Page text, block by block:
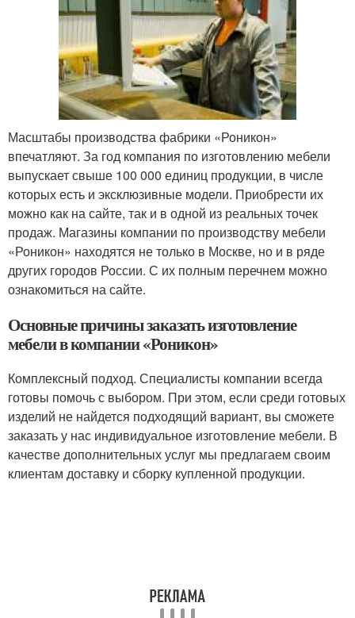
Масштабы производства фабрики «Роникон»
впечатляют. За год компания по изготовлению мебели
выпускает свыше 100 000 единиц продукции, в числе
которых есть и эксклюзивные модели. Приобрести их
можно как на сайте, так и в одной из реальных точек
продаж. Магазины компании по производству мебели
«Роникон» находятся не только в Москве, но и в ряде
других городов России. С их полным перечнем можно
ознакомиться на сайте.
Основные причины заказать изготовление
мебели в компании «Роникон»
Комплексный подход. Специалисты компании всегда
готовы помочь с выбором. При этом, если среди готовых
изделий не найдется подходящий вариант, вы сможете
заказать у нас индивидуальное изготовление мебели. В
качестве дополнительных услуг мы предлагаем своим
клиентам доставку и сборку купленной продукции.